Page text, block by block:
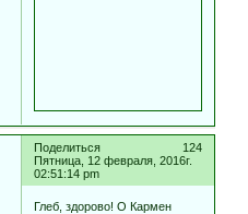
Поделиться
124
Пятница, 12 февраля, 2016г.
02:51:14 pm
Глеб, здорово! О Кармен